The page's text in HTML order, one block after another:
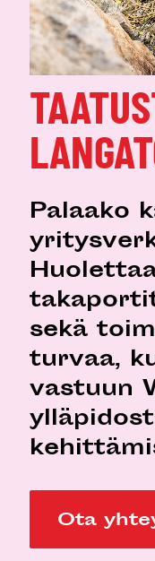
Palaako
sekä
turvaa,
vastuun
Ota